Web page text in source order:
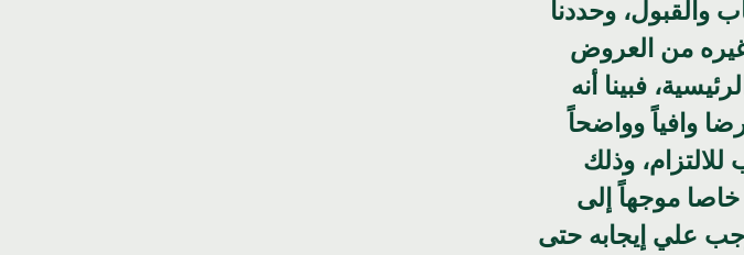
والقبول، وحددنا
غيره من العروض
فبينا أنه
وافياً وواضحاً
وذلك
خاصا موجهاً إلى
علي إيجابه حتى